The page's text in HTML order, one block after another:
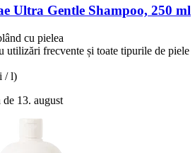
Ultra Gentle Shampoo, 250 ml
cu pielea
utilizări frecvente și toate tipurile de piele
/ l)
13. august